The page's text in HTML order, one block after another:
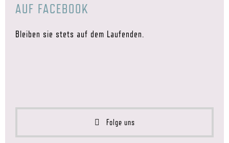
AUF FACEBOOK
Bleiben sie stets auf dem Laufenden.
Folge uns